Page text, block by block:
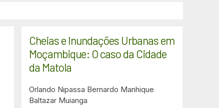
Cheias e Inundações Urbanas em
Moçambique: O caso da Cidade
da Matola
Orlando Nipassa Bernardo Manhique
Baltazar Muianga